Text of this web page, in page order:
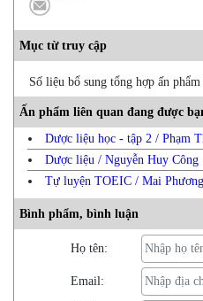
Mục từ truy cập
Số liệu bổ sung tổng hợp ấn
Ấn phẩm liên quan đang được
Dược liệu học - tập 2 / Phạm
Dược liệu / Nguyễn Huy Công
Tự luyện TOEIC / Mai Phương
Bình phẩm, bình luận
Họ tên:
Email: